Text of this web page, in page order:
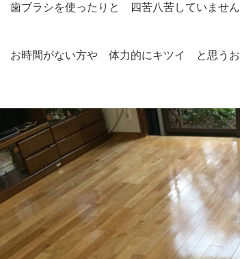
歯ブラシを使ったりと 四苦八苦していませ
お時間がない方や 体力的にキツイ と思うお